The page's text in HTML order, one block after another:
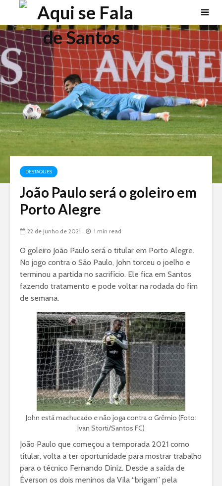
DESTAQUES
João Paulo será o goleiro em
Porto Alegre
22 de junho de 2021 1 min read
O goleiro João Paulo será o titular em Porto Alegre.
No jogo contra o São Paulo, John torceu o joelho e
terminou a partida no sacrifício. Ele fica em Santos
fazendo tratamento e pode voltar na rodada do fim
de semana.
John está machucado e não joga contra o Grêmio (Foto:
Ivan Storti/Santos FC)
João Paulo que começou a temporada 2021 como
titular, volta a ter oportunidade para mostrar trabalho
para o técnico Fernando Diniz. Desde a saída de
Éverson os dois meninos da Vila “brigam” pela